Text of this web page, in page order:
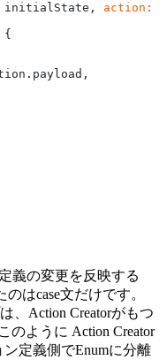
initialState, action :
{
義の変更を反映する
はcase文だけです。
、Action Creatorがもつ
のように Action Creator
定義側でEnumに分離